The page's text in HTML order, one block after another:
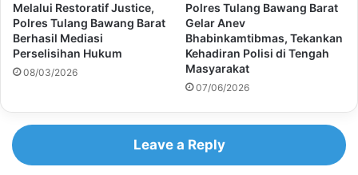
Melalui Restoratif Justice,
Polres Tulang Bawang Barat
Berhasil Mediasi
Perselisihan Hukum
08/03/2026
Polres Tulang Bawang Barat
Gelar Anev
Bhabinkamtibmas, Tekankan
Kehadiran Polisi di Tengah
Masyarakat
07/06/2026
Leave a Reply